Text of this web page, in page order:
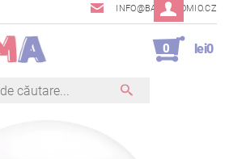
INFO@BAMBINOMIO.CZ
0 lei0